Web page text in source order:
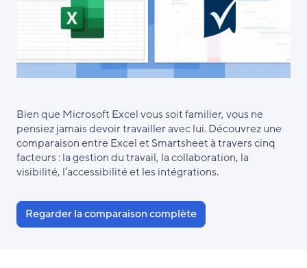
Bien que Microsoft Excel vous soit familier, vous ne
pensiez jamais devoir travailler avec lui. Découvrez une
comparaison entre Excel et Smartsheet à travers cinq
facteurs : la gestion du travail, la collaboration, la
visibilité, l’accessibilité et les intégrations.
Regarder la comparaison complète